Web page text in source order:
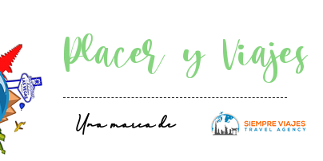
Placer y Viajes
Una marca de